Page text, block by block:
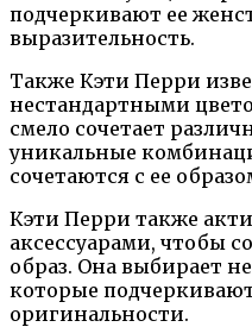
подчеркивают ее
выразительность.
Также Кэти Перри
нестандартными
смело сочетает
уникальные
сочетаются с ее
Кэти Перри также
аксессуарами, чтобы
образ. Она выбирает
которые
оригинальности.